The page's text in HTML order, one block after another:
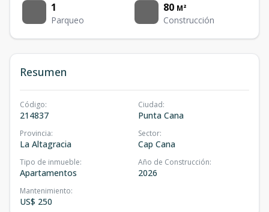
1
Parqueo
80 M²
Construcción
Resumen
Código:
214837
Ciudad:
Punta Cana
Provincia:
La Altagracia
Sector:
Cap Cana
Tipo de inmueble:
Apartamentos
Año de Construcción:
2026
Mantenimiento:
US$ 250